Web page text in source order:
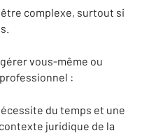
complexe, surtout si
vous-même ou
:
du temps et une
juridique de la